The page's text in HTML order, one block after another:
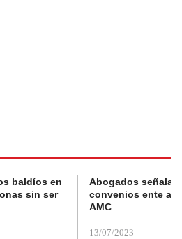
baldíos en
sin ser
Abogados
convenios ente
AMC
13/07/2023